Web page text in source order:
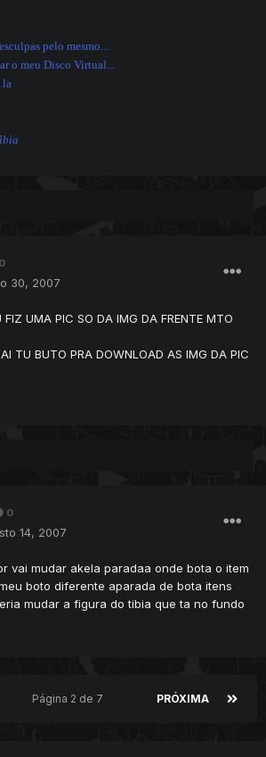
pelo mesmo...
o meu Disco Virtual...
0
30, 2007
UMA PIC SO DA IMG DA FRENTE MTO
TU BUTO PRA DOWNLOAD AS IMG DA PIC
0
14, 2007
vai mudar akela paradaa onde bota o item
boto diferente aparada de bota itens
mudar a figura do tibia que ta no fundo
PRÓXIMA
Página 2 de 7